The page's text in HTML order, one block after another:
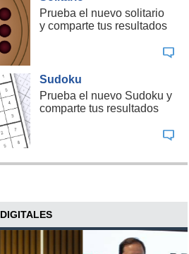
Prueba el nuevo solitario
y comparte tus resultados
Sudoku
Prueba el nuevo Sudoku y
comparte tus resultados